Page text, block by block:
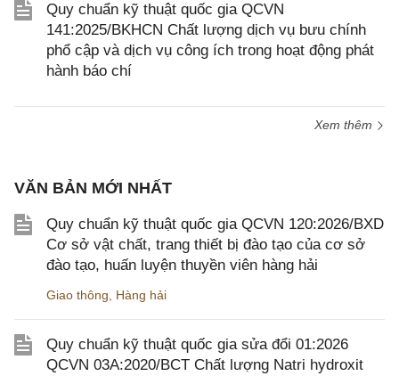
Quy chuẩn kỹ thuật quốc gia QCVN
141:2025/BKHCN Chất lượng dịch vụ bưu chính
phổ cập và dịch vụ công ích trong hoạt động phát
hành báo chí
Xem thêm
VĂN BẢN MỚI NHẤT
Quy chuẩn kỹ thuật quốc gia QCVN 120:2026/BXD
Cơ sở vật chất, trang thiết bị đào tạo của cơ sở
đào tạo, huấn luyện thuyền viên hàng hải
Giao thông Hàng hải
Quy chuẩn kỹ thuật quốc gia sửa đổi 01:2026
QCVN 03A:2020/BCT Chất lượng Natri hydroxit